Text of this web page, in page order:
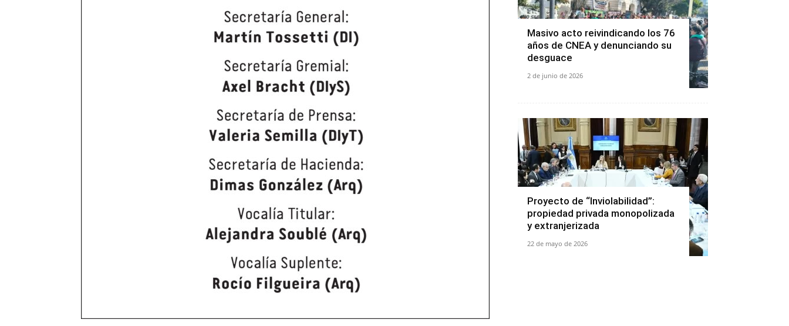
Masivo acto reivindicando los 76
años de CNEA y denunciando su
desguace
2 de junio de 2026
Proyecto de “Inviolabilidad”:
propiedad privada monopolizada
y extranjerizada
22 de mayo de 2026